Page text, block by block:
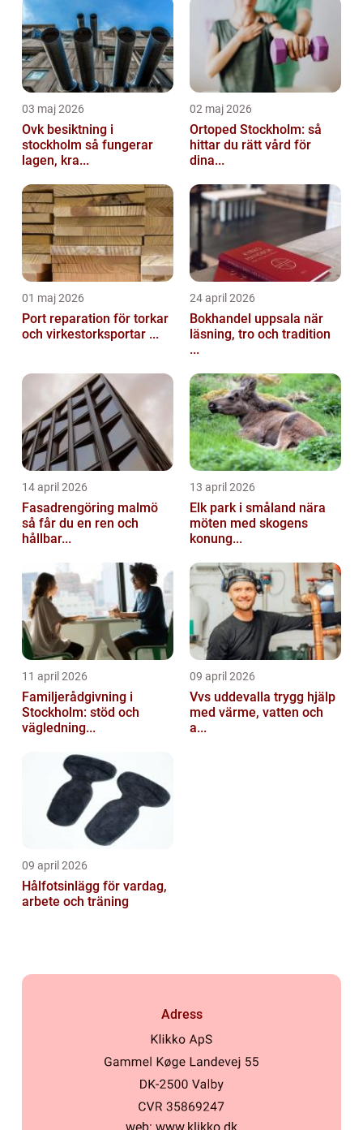
03 maj 2026
Ovk besiktning i
stockholm så fungerar
lagen, kra...
02 maj 2026
Ortoped Stockholm: så
hittar du rätt vård för
dina...
01 maj 2026
Port reparation för torkar
och virkestorksportar ...
24 april 2026
Bokhandel uppsala när
läsning, tro och tradition
...
14 april 2026
Fasadrengöring malmö
så får du en ren och
hållbar...
13 april 2026
Elk park i småland nära
möten med skogens
konung...
11 april 2026
Familjerådgivning i
Stockholm: stöd och
vägledning...
09 april 2026
Vvs uddevalla trygg hjälp
med värme, vatten och
a...
09 april 2026
Hålfotsinlägg för vardag,
arbete och träning
Adress